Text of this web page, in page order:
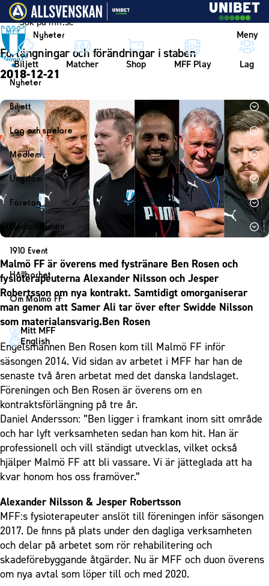
Vidare till innehållet
Nyheter Meny
Biljett Matcher Shop MFF Play Lag
Nyheter
Nyheter
Kalender
Biljett
Biljett
Årskort herr
Årskort dam
Mitt MFF
Biljetter till bortamatcher
Biljettvillkor
Lag och spelare
Lag
Herrlaget
Spelare
Ledarstab
Damlaget
Spelare
Ledarstab
Medlem
Medlemskap i Malmö FF
Årsmöte 2026
Ungdom
MFF Ungdom
Sommarfotboll
Skånecupen
Fotbollsskolan
Fotbollsnätverket
P19
F19
P17
F17
Malmö Trophy
Företag
Bli företagspartner
Nätverket
Klubbstolar
Partner dam
Eleda Stadion
Eleda Stadion
Erics Bar & Restaurang
Matchdag på Eleda Stadion
MFF-museet & rundvandringar
1910 Event
1910 Event
Fest & Event
Konferens
Möte
Mässa
Sommarfest
Julshow
Inspiration
Vanliga frågor om 1910 Event
Hållbarhet
Hållbarhet
Himmelsblå framtid – en match för miljön
MFF i samhället
Laget för alla
Nattfotboll
Himmelsblå Tillsammans
Karriärakademin
Grundskolefotboll mot rasismer
Skolakademier
Fonder
Om Malmö FF
Om Malmö FF
Kontakt
Press och media
Historik – herrlaget
Historik – damlaget
Närstående organisationer
Policydokument
Personuppgiftspolicy
Mitt MFF
English
Förlängningar och förändringar i staben
2018-12-21
Malmö FF är överens med fystränare Ben Rosen och
fysioterapeuterna Alexander Nilsson och Jesper
Robertsson om nya kontrakt. Samtidigt omorganiserar
man genom att Samer Ali tar över efter Swidde Nilsson
som materialansvarig.Ben Rosen
Engelsmannen Ben Rosen kom till Malmö FF inför
säsongen 2014. Vid sidan av arbetet i MFF har han de
senaste två åren arbetat med det danska landslaget.
Föreningen och Ben Rosen är överens om en
kontraktsförlängning på tre år.
Daniel Andersson: ”Ben ligger i framkant inom sitt område
och har lyft verksamheten sedan han kom hit. Han är
professionell och vill ständigt utvecklas, vilket också
hjälper Malmö FF att bli vassare. Vi är jätteglada att ha
kvar honom hos oss framöver.”
Alexander Nilsson & Jesper Robertsson
MFF:s fysioterapeuter anslöt till föreningen inför säsongen
2017. De finns på plats under den dagliga verksamheten
och delar på arbetet som rör rehabilitering och
skadeförebyggande åtgärder. Nu är MFF och duon överens
om nya avtal som löper till och med 2020.